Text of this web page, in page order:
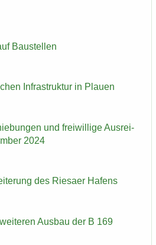
Bau­stel­len
In­fra­struk­tur in Plau­en
und frei­wil­li­ge Aus­rei­
2024
des Rie­sa­er Ha­fens
Aus­bau der B 169